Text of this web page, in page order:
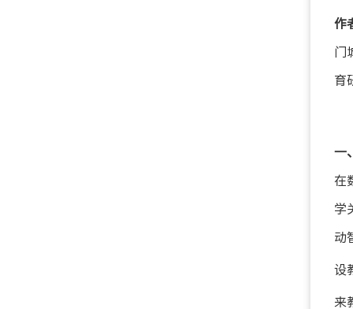
作
门
育
一
在
学
动
设
来